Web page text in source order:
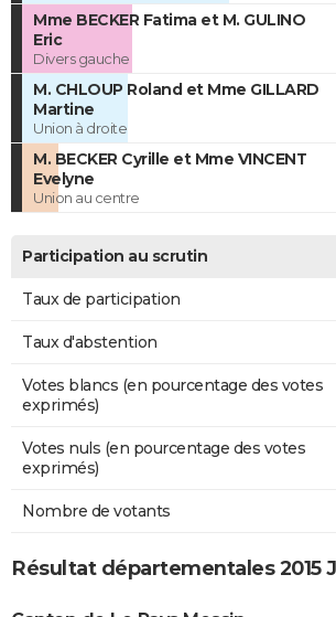
Mme BECKER Fatima et M. GULINO
Eric
Divers gauche
M. CHLOUP Roland et Mme GILLARD
Martine
Union à droite
M. BECKER Cyrille et Mme VINCENT
Evelyne
Union au centre
Participation au scrutin
Taux de participation
Taux d'abstention
Votes blancs (en pourcentage des votes
exprimés)
Votes nuls (en pourcentage des votes
exprimés)
Nombre de votants
Résultat départementales 2015